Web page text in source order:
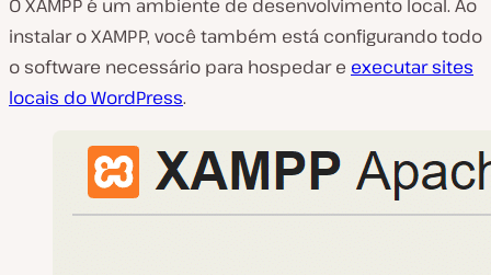
O XAMPP é um ambiente de desenvolvimento local. Ao
instalar o XAMPP, você também está configurando todo
o software necessário para hospedar e executar sites
locais do WordPress.